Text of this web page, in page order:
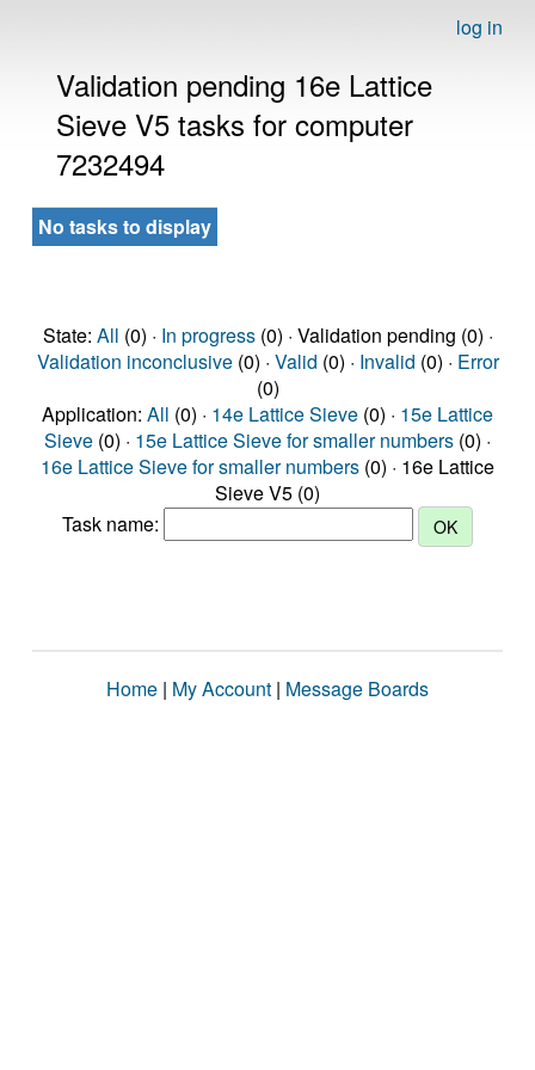
log in
Validation pending 16e Lattice
Sieve V5 tasks for computer
7232494
No tasks to display
State: All (0) · In progress(0) · Validation pending (0) ·
Validation inconclusive(0) · Valid (0) · Invalid (0) · Error
(0)
Application: All (0) · 14e Lattice Sieve (0) · 15e Lattice
Sieve (0) · 15e Lattice Sieve for smaller numbers (0) ·
16e Lattice Sieve for smaller numbers (0) · 16e Lattice
Sieve V5 (0)
Task name:
Home | My Account | Message Boards